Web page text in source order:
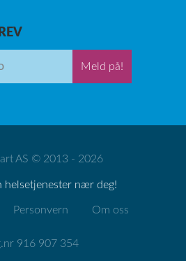
Meld på!
AS © 2013 - 2026
helsetjenester nær deg!
Personvern Om oss
916 907 354